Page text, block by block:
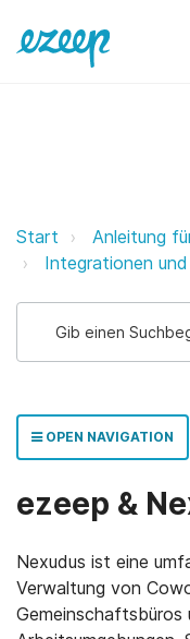
ezeep &
Start
Anleitung
Integrationen
OPEN NAVIGATION
ezeep &
Nexudus ist eine
Verwaltung von
Gemeinschaftsbüros